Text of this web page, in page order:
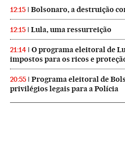
12:15 Bolsonaro, a destruição
12:15 Lula, uma ressurreição
21:14
O programa eleitoral de
impostos para os ricos e
20:55
Programa eleitoral de
privilégios legais para a Polícia